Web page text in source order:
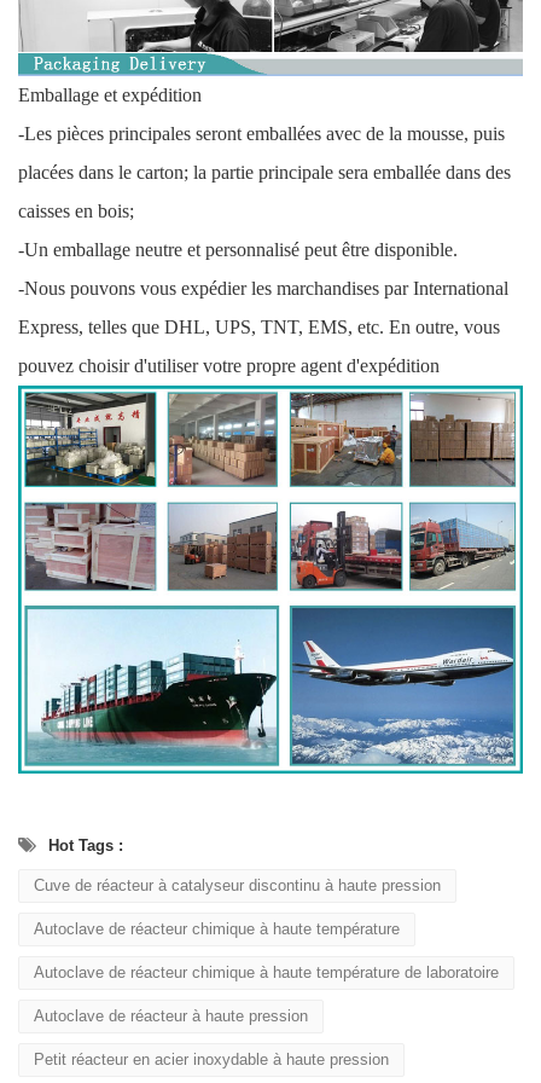
Emballage et expédition
-Les pièces principales seront emballées avec de la mousse, puis
placées dans le carton; la partie principale sera emballée dans des
caisses en bois;
-Un emballage neutre et personnalisé peut être disponible.
-Nous pouvons vous expédier les marchandises par International
Express, telles que DHL, UPS, TNT, EMS, etc. En outre, vous
pouvez choisir d'utiliser votre propre agent d'expédition
Hot Tags :
Cuve de réacteur à catalyseur discontinu à haute pression
Autoclave de réacteur chimique à haute température
Autoclave de réacteur chimique à haute température de laboratoire
Autoclave de réacteur à haute pression
Petit réacteur en acier inoxydable à haute pression